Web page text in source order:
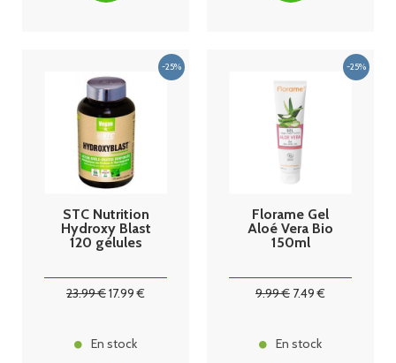
STC Nutrition
Hydroxy Blast
120 gélules
23.99€17.99 €
En stock
Florame Gel
Aloé Vera Bio
150ml
9.99€ 7.49 €
En stock